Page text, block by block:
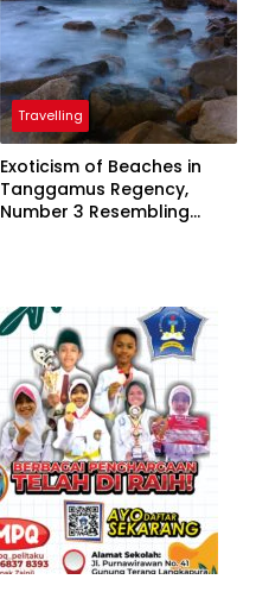
Travelling
Exoticism of Beaches in
Tanggamus Regency,
Number 3 Resembling